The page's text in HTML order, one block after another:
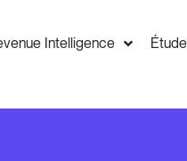
Intelligence